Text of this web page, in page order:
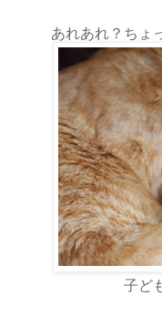
あれあれ？ちょ
子ど